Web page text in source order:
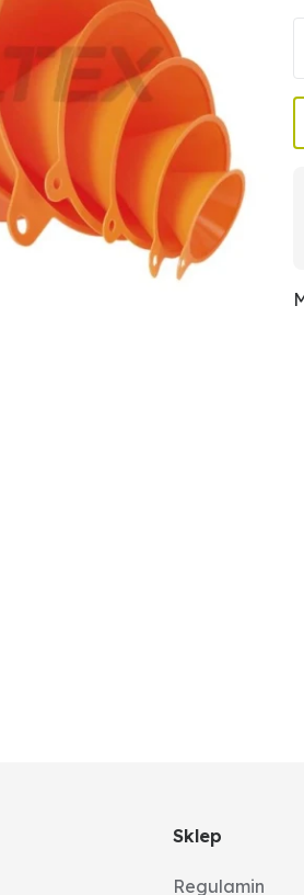
Sklep
Regulamin